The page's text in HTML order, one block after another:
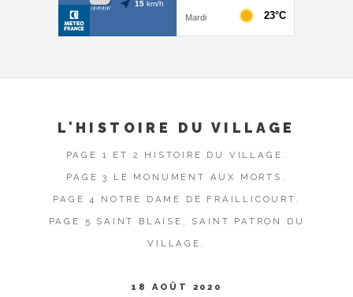
L'HISTOIRE DU VILLAGE
PAGE 1 ET 2 HISTOIRE DU VILLAGE.
PAGE 3 LE MONUMENT AUX MORTS.
PAGE 4 NOTRE DAME DE FRAILLICOURT.
PAGE 5 SAINT BLAISE, SAINT PATRON DU
VILLAGE.
18 AOÛT 2020